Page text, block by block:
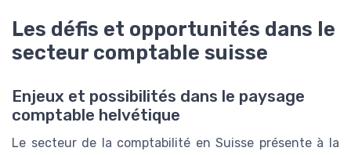
Les défis et opportunités dans le
secteur comptable suisse
Enjeux et possibilités dans le paysage
comptable helvétique
Le secteur de la comptabilité en Suisse présente à la